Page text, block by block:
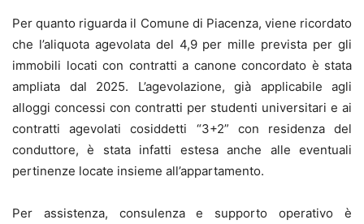
Per quanto riguarda il Comune di Piacenza, viene ricordato
che l’aliquota agevolata del 4,9 per mille prevista per gli
immobili locati con contratti a canone concordato è stata
ampliata dal 2025. L’agevolazione, già applicabile agli
alloggi concessi con contratti per studenti universitari e ai
contratti agevolati cosiddetti “3+2” con residenza del
conduttore, è stata infatti estesa anche alle eventuali
pertinenze locate insieme all’appartamento.
Per assistenza, consulenza e supporto operativo è